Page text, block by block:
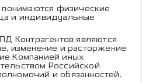
понимаются физические
и индивидуальные
Контрагентов являются
изменение и расторжение
Компанией иных
Российской
и обязанностей.